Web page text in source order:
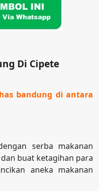
Di Cipete
bandung di antara
serba makanan
buat ketagihan para
aneka makanan